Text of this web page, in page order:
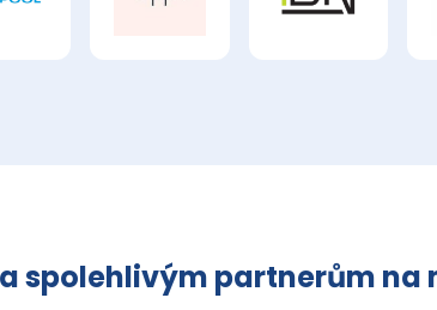
spolehlivým partnerům na